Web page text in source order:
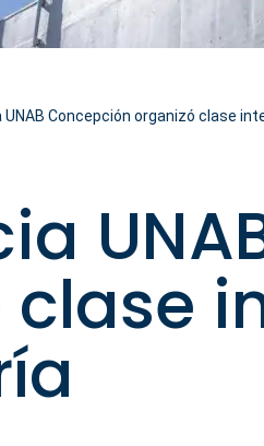
Concepción organizó clase
clase